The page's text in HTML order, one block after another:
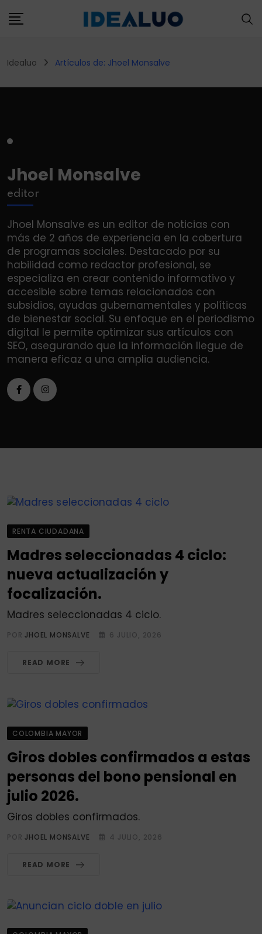
to
Idealuo Artículos de: Jhoel Monsalve
Jhoel Monsalve
editor
Jhoel Monsalve es un editor de noticias con
más de 2 años de experiencia en la cobertura
de programas sociales. Destacado por su
habilidad como redactor profesional, se
especializa en crear contenido informativo y
accesible sobre temas relacionados con
subsidios, ayudas gubernamentales y políticas
de bienestar social. Su enfoque en el periodismo
digital le permite optimizar sus artículos con
SEO, asegurando que la información llegue de
manera eficaz a una amplia audiencia.
RENTA CIUDADANA
Madres seleccionadas 4 ciclo:
nueva actualización y
focalización.
Madres seleccionadas 4 ciclo.
PORJHOEL MONSALVE 6 JULIO, 2026
READ MORE
COLOMBIA MAYOR
Giros dobles confirmados a estas
personas del bono pensional en
julio 2026.
Giros dobles confirmados.
PORJHOEL MONSALVE 4 JULIO, 2026
READ MORE